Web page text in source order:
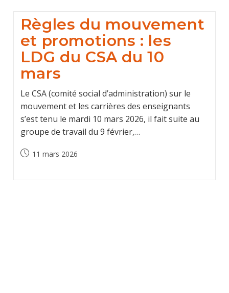
Règles du mouvement
et promotions : les
LDG du CSA du 10
mars
Le CSA (comité social d’administration) sur le
mouvement et les carrières des enseignants
s’est tenu le mardi 10 mars 2026, il fait suite au
groupe de travail du 9 février,…
Publication
11 mars 2026